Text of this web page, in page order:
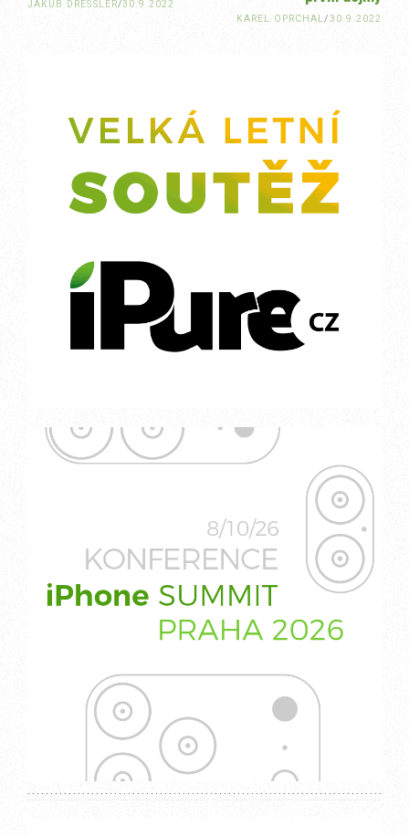
KAREL OPRCHAL/30.9.2022
JAKUB DRESSLER/30.9.2022